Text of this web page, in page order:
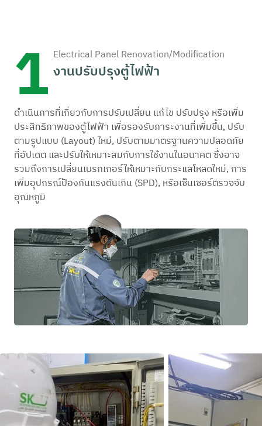
1 Electrical Panel Renovation/Modification
งานปรับปรุงตู้ไฟฟ้า
ดำเนินการที่เกี่ยวกับการปรับเปลี่ยน แก้ไข ปรับปรุง หรือเพิ่ม
ประสิทธิภาพของตู้ไฟฟ้า เพื่อรองรับภาระงานที่เพิ่มขึ้น, ปรับ
ตามรูปแบบ (Layout) ใหม่, ปรับตามมาตรฐานความปลอดภัย
ที่อัปเดต และปรับให้เหมาะสมกับการใช้งานในอนาคต ซึ่งอาจ
รวมถึงการเปลี่ยนเบรกเกอร์ให้เหมาะกับกระแสโหลดใหม่, การ
เพิ่มอุปกรณ์ป้องกันแรงดันเกิน (SPD), หรือเซ็นเซอร์ตรวจจับ
อุณหภูมิ